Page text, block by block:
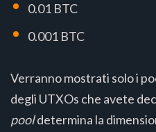
0.01 BTC
0.001 BTC
Verranno mostrati solo i
degli UTXOs che avete
pooldetermina la